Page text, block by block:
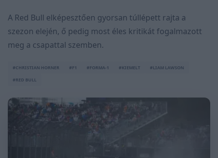
A Red Bull elképesztően gyorsan túllépett rajta a
szezon elején, ő pedig most éles kritikát fogalmazott
meg a csapattal szemben.
#CHRISTIAN HORNER #F1 #FORMA-1 #KIEMELT
#LIAM LAWSON
#RED BULL